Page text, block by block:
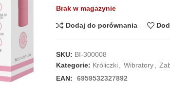
Brak w magazynie
Dodaj do porównania
SKU: BI-300008
Kategorie: Króliczki Wibratory
EAN:
6959532327892